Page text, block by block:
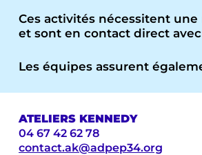
Ces activités nécessitent
et sont en contact direct
Les équipes assurent
ATELIERS KENNEDY
04 67 42 62 78
contact.ak@adpep34.org